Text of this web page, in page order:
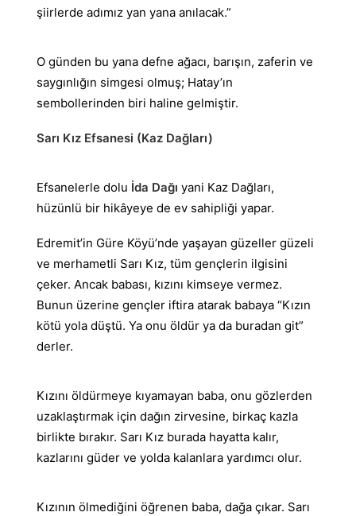
şiirlerde adımız yan yana anılacak.”
O günden bu yana defne ağacı, barışın, zaferin ve
saygınlığın simgesi olmuş; Hatay’ın
sembollerinden biri haline gelmiştir.
Sarı Kız Efsanesi (Kaz Dağları)
Efsanelerle dolu İda Dağı yani Kaz Dağları,
hüzünlü bir hikâyeye de ev sahipliği yapar.
Edremit’in Güre Köyü’nde yaşayan güzeller güzeli
ve merhametli Sarı Kız, tüm gençlerin ilgisini
çeker. Ancak babası, kızını kimseye vermez.
Bunun üzerine gençler iftira atarak babaya “Kızın
kötü yola düştü. Ya onu öldür ya da buradan git”
derler.
Kızını öldürmeye kıyamayan baba, onu gözlerden
uzaklaştırmak için dağın zirvesine, birkaç kazla
birlikte bırakır. Sarı Kız burada hayatta kalır,
kazlarını güder ve yolda kalanlara yardımcı olur.
Kızının ölmediğini öğrenen baba, dağa çıkar. Sarı